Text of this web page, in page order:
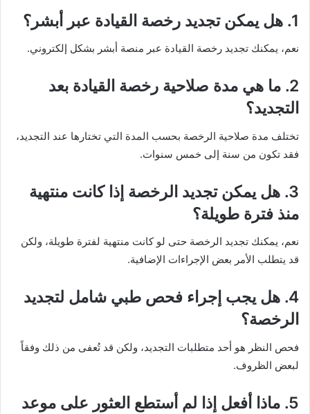
1. هل يمكن تجديد رخصة القيادة عبر أبشر؟
نعم، يمكنك تجديد رخصة القيادة عبر منصة أبشر بشكل إلكتروني.
2. ما هي مدة صلاحية رخصة القيادة بعد
التجديد؟
تختلف مدة صلاحية الرخصة بحسب المدة التي تختارها عند التجديد،
فقد تكون من سنة إلى خمس سنوات.
3. هل يمكن تجديد الرخصة إذا كانت منتهية
منذ فترة طويلة؟
نعم، يمكنك تجديد الرخصة حتى لو كانت منتهية لفترة طويلة، ولكن
قد يتطلب الأمر بعض الإجراءات الإضافية.
4. هل يجب إجراء فحص طبي شامل لتجديد
الرخصة؟
فحص النظر هو أحد متطلبات التجديد، ولكن قد تُعفى من ذلك وفقاً
لبعض الظروف.
5. ماذا أفعل إذا لم أستطع العثور على موعد